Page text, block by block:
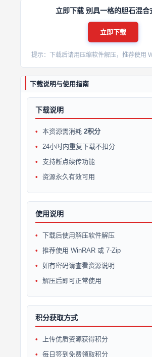
立即下载 别具一格的胆石混合
立即下载
提示：下载后请用压缩软件解压，推荐使用
下载说明与使用指南
下载说明
本资源需消耗 2积分
24小时内重复下载不扣分
支持断点续传功能
资源永久有效可用
使用说明
下载后使用解压软件解压
推荐使用 WinRAR 或 7-Zip
如有密码请查看资源说明
解压后即可正常使用
积分获取方式
上传优质资源获得积分
每日签到免费领取积分